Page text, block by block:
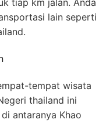
lain seperti
tempat wisata
thailand ini
antaranya Khao